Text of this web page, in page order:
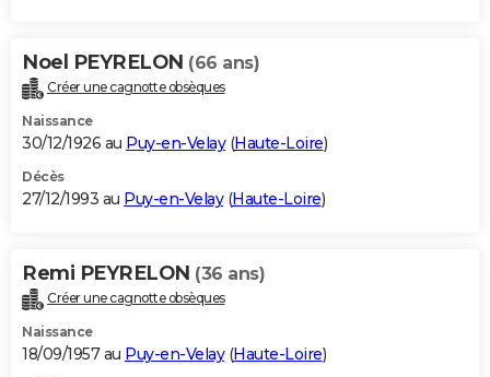
Noel PEYRELON (66 ans)
Créer une cagnotte obsèques
Naissance
30/12/1926 au Puy-en-Velay(Haute-Loire)
Décès
27/12/1993 au Puy-en-Velay(Haute-Loire)
Remi PEYRELON (36 ans)
Créer une cagnotte obsèques
Naissance
18/09/1957 au Puy-en-Velay(Haute-Loire)